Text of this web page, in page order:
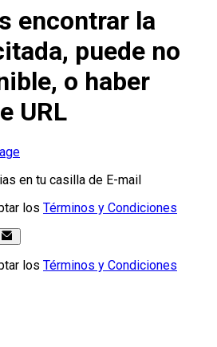
encontrar la
puede no
o haber
URL
en tu casilla de E-mail
los Términos y Condiciones
los Términos y Condiciones